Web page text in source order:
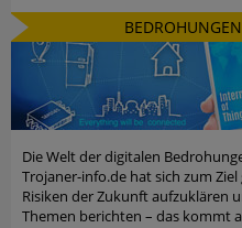
Die Welt der digitalen
Trojaner-info.de hat sich zum
Risiken der Zukunft aufzuklären
Themen berichten – das kommt